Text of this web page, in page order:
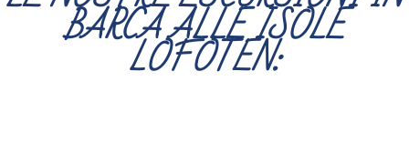
BARCA ALLE ISOLE
LOFOTEN: